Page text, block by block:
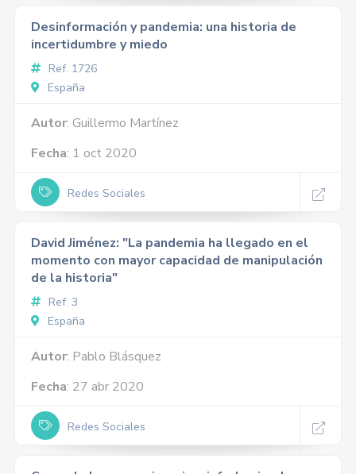
Desinformación y pandemia: una historia de
incertidumbre y miedo
Ref. 1726
España
Autor: Guillermo Martínez
Fecha: 1 oct 2020
Redes Sociales
David Jiménez: "La pandemia ha llegado en el
momento con mayor capacidad de manipulación
de la historia"
Ref. 3
España
Autor: Pablo Blásquez
Fecha: 27 abr 2020
Redes Sociales